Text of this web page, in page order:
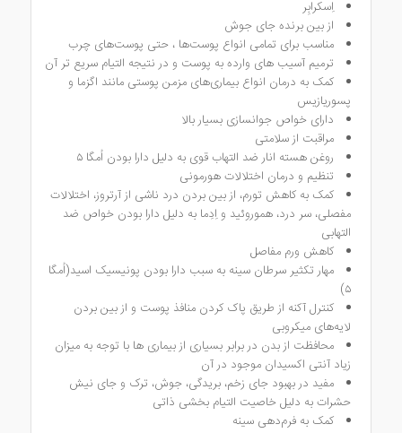
اِسکرابِر
از بین برنده جای جوش
مناسب برای تمامی انواع پوست‌ها ، حتی پوست‌های چرب
ترمیم آسیب های وارده به پوست و در نتیجه التیام سریع تر آن
کمک به درمان انواع بیماری‌های مزمن پوستی مانند اگزما و
پسوریازیس
دارای خواص جوانسازی بسیار بالا
مراقبت از سلامتی
روغن هسته انار ضد التهاب قوی به دلیل دارا بودن اُمگا ۵
تنظیم و درمان اختلالات هورمونی
کمک به کاهش تورم، از بین بردن درد ناشی از آرتروز، اختلالات
مفصلی، سر درد، هموروئید و اِدِما به دلیل دارا بودن خواص ضد
التهابی
کاهش ورم مفاصل
مهار تکثیر سرطان سینه به سبب دارا بودن پونیسیک اسید(اُمگا
۵)
کنترل آکنه از طریق پاک کردن منافذ پوست و از بین بردن
لایه‌های میکروبی
محافظت از بدن در برابر بسیاری از بیماری ها با توجه به میزان
زیاد آنتی اکسیدان موجود در آن
مفید در بهبود جای زخم، بریدگی، جوش، ترک و جای نیش
حشرات به دلیل خاصیت التیام بخشی ذاتی
کمک به فرم‌دهی سینه